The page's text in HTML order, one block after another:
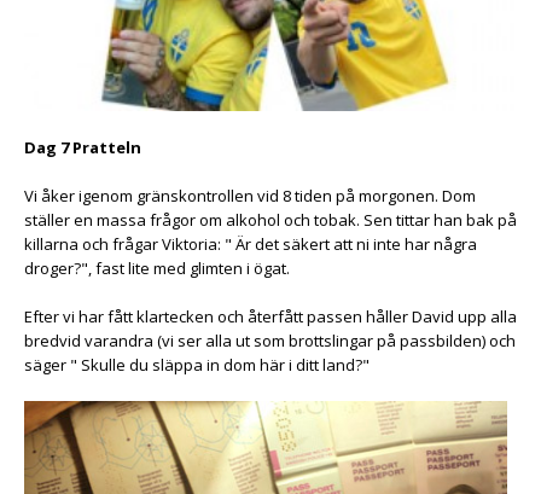
Dag 7 Pratteln
Vi åker igenom gränskontrollen vid 8 tiden på morgonen. Dom
ställer en massa frågor om alkohol och tobak. Sen tittar han bak på
killarna och frågar Viktoria: " Är det säkert att ni inte har några
droger?", fast lite med glimten i ögat.
Efter vi har fått klartecken och återfått passen håller David upp alla
bredvid varandra (vi ser alla ut som brottslingar på passbilden) och
säger " Skulle du släppa in dom här i ditt land?"